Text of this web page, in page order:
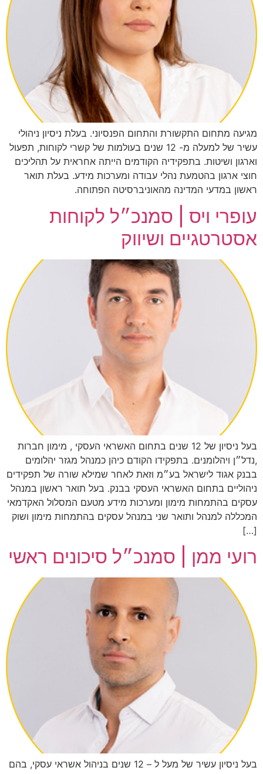
מגיעה מתחום התקשורת והתחום הפנסיוני. בעלת ניסיון ניהולי
עשיר של למעלה מ- 12 שנים בעולמות של קשרי לקוחות, תפעול
וארגון ושיטות. בתפקידיה הקודמים הייתה אחראית על תהליכים
חוצי ארגון בהטמעת נהלי עבודה ומערכות מידע. בעלת תואר
ראשון במדעי המדינה מהאוניברסיטה הפתוחה.
עופרי ויס | סמנכ״ל לקוחות
אסטרטגיים ושיווק
בעל ניסיון של 12 שנים בתחום האשראי העסקי , מימון חברות
,נדל״ן ויהלומנים. בתפקידו הקודם כיהן כמנהל מגזר יהלומים
בבנק אגוד לישראל בע״מ וזאת לאחר שמילא שורה של תפקידים
ניהוליים בתחום האשראי העסקי בבנק. בעל תואר ראשון במנהל
עסקים בהתמחות מימון ומערכות מידע מטעם המסלול האקדמאי
המכללה למנהל ותואר שני במנהל עסקים בהתמחות מימון ושוק
[…]
רועי ממן | סמנכ״ל סיכונים ראשי
בעל ניסיון עשיר של מעל ל – 12 שנים בניהול אשראי עסקי, בהם